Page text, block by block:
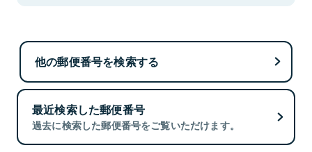
他の郵便番号を検索する
最近検索した郵便番号
過去に検索した郵便番号をご覧いただけます。